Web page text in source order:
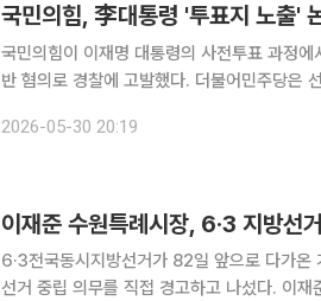
국민의힘, 李대통령 '투표지 노출'
국민의힘이 이재명 대통령의 사전투표 과정
반 혐의로 경찰에 고발했다. 더불어민주당은
2026-05-30 20:19
이재준 수원특례시장, 6·3 지방선
6·3전국동시지방선거가 82일 앞으로 다가온
선거 중립 의무를 직접 경고하고 나섰다. 이재준 시장은 12일 집무실에서 간부회의를 주재하며 "제